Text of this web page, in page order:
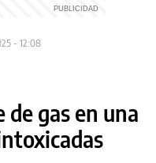
- 12:08
de gas en una